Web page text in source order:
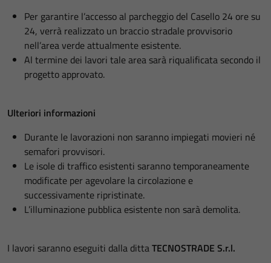
Per garantire l’accesso al parcheggio del Casello 24 ore su
24, verrà realizzato un braccio stradale provvisorio
nell’area verde attualmente esistente.
Al termine dei lavori tale area sarà riqualificata secondo il
progetto approvato.
Ulteriori informazioni
Durante le lavorazioni non saranno impiegati movieri né
semafori provvisori.
Le isole di traffico esistenti saranno temporaneamente
modificate per agevolare la circolazione e
successivamente ripristinate.
L’illuminazione pubblica esistente non sarà demolita.
I lavori saranno eseguiti dalla dittaTECNOSTRADE S.r.l.